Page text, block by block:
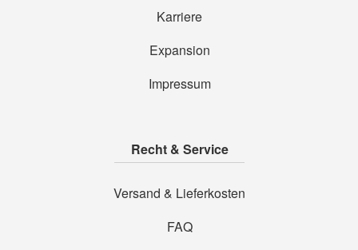
Karriere
Expansion
Impressum
Recht & Service
Versand & Lieferkosten
FAQ